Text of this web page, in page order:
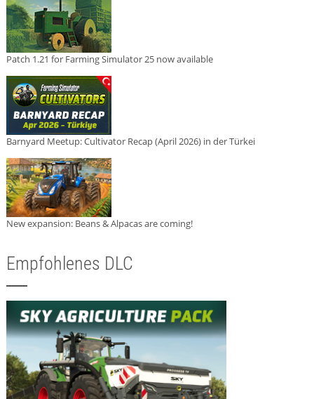
Patch 1.21 for Farming Simulator 25 now available
Barnyard Meetup: Cultivator Recap (April 2026) in der Türkei
New expansion: Beans & Alpacas are coming!
Empfohlenes DLC